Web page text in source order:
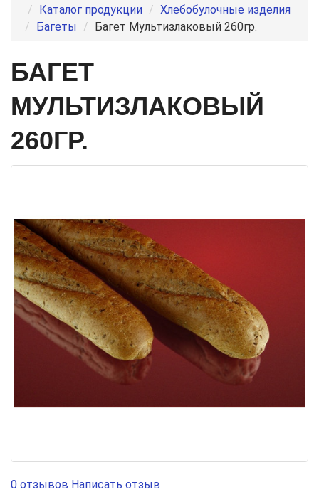
Каталог продукции
Хлебобулочные изделия
Багеты
Багет Мультизлаковый 260гр.
БАГЕТ
МУЛЬТИЗЛАКОВЫЙ
260ГР.
0 отзывов Написать отзыв